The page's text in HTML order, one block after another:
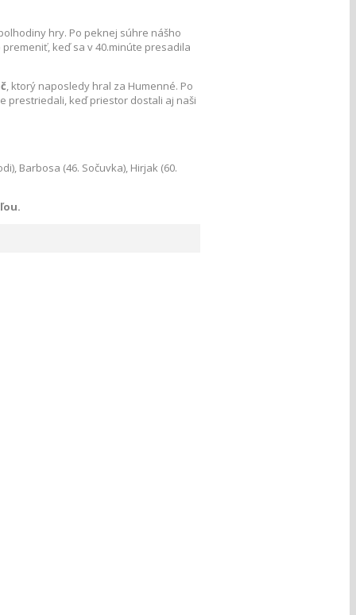
hry. Po peknej súhre nášho
keď sa v 40.minúte presadila
, ktorý naposledy hral za Humenné. Po
prestriedali, keď priestor dostali aj naši
Barbosa (46. Sočuvka), Hirjak (60.